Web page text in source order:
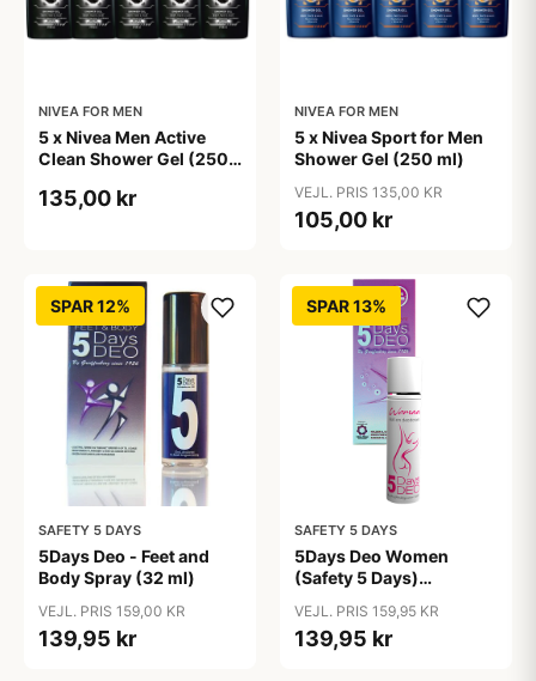
NIVEA FOR MEN
5 x Nivea Men Active
Clean Shower Gel (250
135,00 kr
NIVEA FOR MEN
5 x Nivea Sport for Men
Shower Gel (250 ml)
VEJL. PRIS 135,00 KR
105,00 kr
SPAR 12%
SAFETY 5 DAYS
5Days Deo - Feet and
Body Spray (32 ml)
VEJL. PRIS 159,00 KR
139,95 kr
SPAR 13%
SAFETY 5 DAYS
5Days Deo Women
(Safety 5 Days)
VEJL. PRIS 159,95 KR
139,95 kr